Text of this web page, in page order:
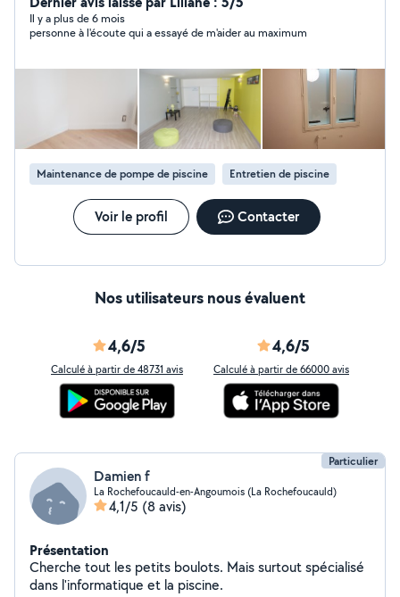
Il y a plus de 6 mois
personne à l'écoute qui a essayé de m'aider au maximum
Maintenance de pompe de piscine Entretien de piscine
Voir le profil Contacter
Nos utilisateurs nous évaluent
4,6/5
Calculé à partir de 48731 avis
4,6/5
Calculé à partir de 66000 avis
Particulier
Damien f
La Rochefoucauld-en-Angoumois (La Rochefoucauld)
4,1/5 (8 avis)
Présentation
Cherche tout les petits boulots. Mais surtout spécialisé
dans l'informatique et la piscine.